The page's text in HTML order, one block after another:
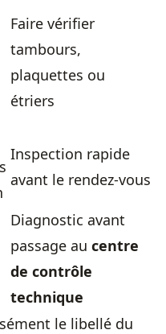
Faire vérifier
tambours,
plaquettes ou
étriers
Inspection rapide
avant le rendez-vous
Diagnostic avant
passage au centre
de contrôle
technique
le libellé du